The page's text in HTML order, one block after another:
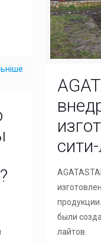
были
лайтов.